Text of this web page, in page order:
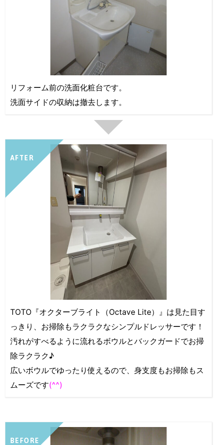
リフォーム前の洗面化粧台です。
洗面サイドの収納は撤去します。
AFTER
TOTO『オクターブライト（Octave Lite）』は見た目す
っきり、お掃除もラクラクなシンプルドレッサーです！
汚れがすべるように流れるボウルとバックガードでお掃
除ラクラク♪
広いボウルでゆったり使えるので、身支度もお掃除もス
ムーズです(^^)
BEFORE